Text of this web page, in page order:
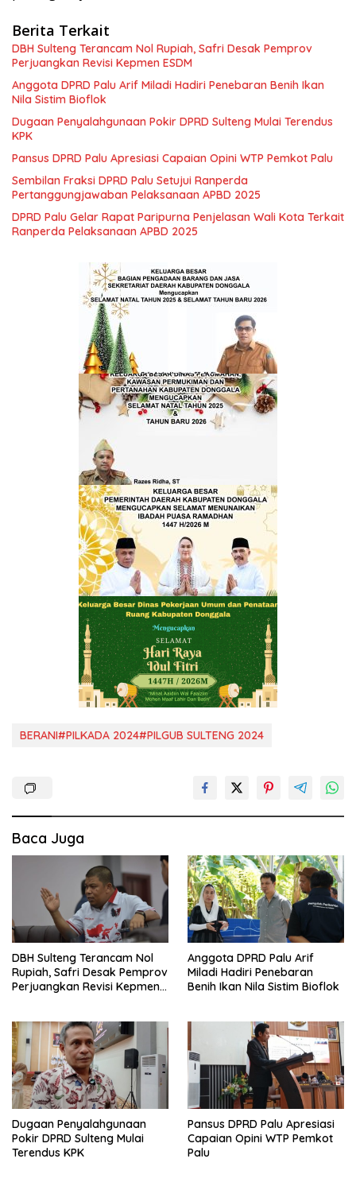
Berita Terkait
DBH Sulteng Terancam Nol Rupiah, Safri Desak Pemprov
Perjuangkan Revisi Kepmen ESDM
Anggota DPRD Palu Arif Miladi Hadiri Penebaran Benih Ikan
Nila Sistim Bioflok
Dugaan Penyalahgunaan Pokir DPRD Sulteng Mulai Terendus
KPK
Pansus DPRD Palu Apresiasi Capaian Opini WTP Pemkot Palu
Sembilan Fraksi DPRD Palu Setujui Ranperda
Pertanggungjawaban Pelaksanaan APBD 2025
DPRD Palu Gelar Rapat Paripurna Penjelasan Wali Kota Terkait
Ranperda Pelaksanaan APBD 2025
BERANI#PILKADA 2024#PILGUB SULTENG 2024
Baca Juga
DBH Sulteng Terancam Nol
Rupiah, Safri Desak Pemprov
Perjuangkan Revisi Kepmen
Anggota DPRD Palu Arif
Miladi Hadiri Penebaran
Benih Ikan Nila Sistim Bioflok
Dugaan Penyalahgunaan
Pokir DPRD Sulteng Mulai
Terendus KPK
Pansus DPRD Palu Apresiasi
Capaian Opini WTP Pemkot
Palu